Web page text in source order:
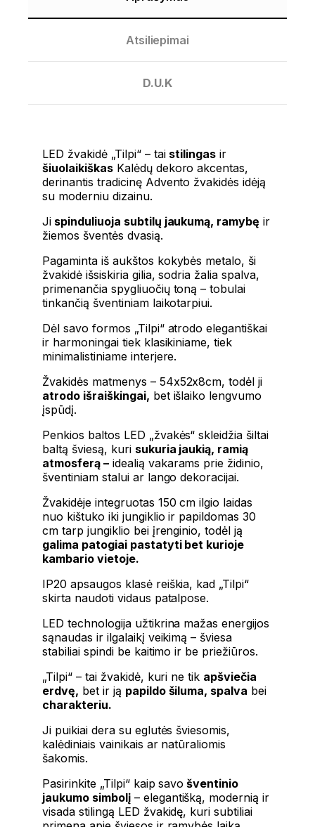
Atsiliepimai
D.U.K
LED žvakidė „Tilpi“ – tai stilingas ir
šiuolaikiškasKalėdų dekoro akcentas,
derinantis tradicinę Advento žvakidės idėją
su moderniu dizainu.
Jispinduliuoja subtilų jaukumą, ramybę ir
žiemos šventės dvasią.
Pagaminta iš aukštos kokybės metalo, ši
žvakidė išsiskiria gilia, sodria žalia spalva,
primenančia spygliuočių toną – tobulai
tinkančią šventiniam laikotarpiui.
Dėl savo formos „Tilpi“ atrodo elegantiškai
ir harmoningai tiek klasikiniame, tiek
minimalistiniame interjere.
Žvakidės matmenys – 54x52x8cm, todėl ji
atrodo išraiškingai, bet išlaiko lengvumo
įspūdį.
Penkios baltos LED „žvakės“ skleidžia šiltai
baltą šviesą, kuri sukuria jaukią, ramią
atmosferą –idealią vakarams prie židinio,
šventiniam stalui ar lango dekoracijai.
Žvakidėje integruotas 150 cm ilgio laidas
nuo kištuko iki jungiklio ir papildomas 30
cm tarp jungiklio bei įrenginio, todėl ją
galima patogiai pastatyti bet kurioje
kambario vietoje.
IP20 apsaugos klasė reiškia, kad „Tilpi“
skirta naudoti vidaus patalpose.
LED technologija užtikrina mažas energijos
sąnaudas ir ilgalaikį veikimą – šviesa
stabiliai spindi be kaitimo ir be priežiūros.
„Tilpi“ – tai žvakidė, kuri ne tik apšviečia
erdvę, bet ir ją papildo šiluma, spalva bei
charakteriu.
Ji puikiai dera su eglutės šviesomis,
kalėdiniais vainikais ar natūraliomis
šakomis.
Pasirinkite „Tilpi“ kaip savo šventinio
jaukumo simbolį– elegantišką, modernią ir
visada stilingą LED žvakidę, kuri subtiliai